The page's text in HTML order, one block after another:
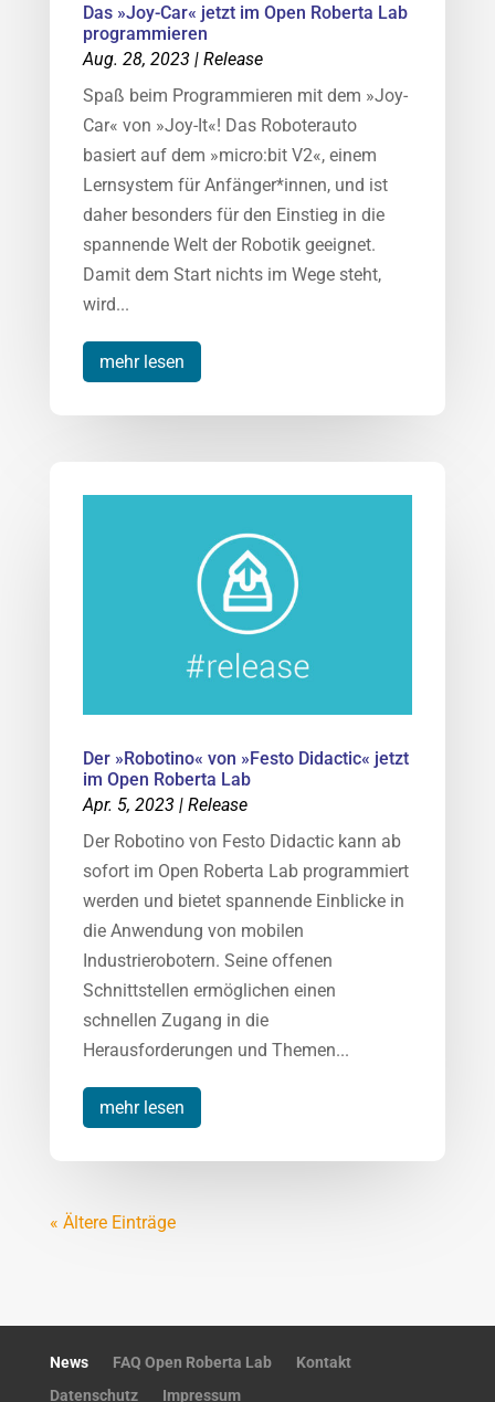
Das »Joy-Car« jetzt im Open Roberta Lab
programmieren
Aug. 28, 2023| Release
Spaß beim Programmieren mit dem »Joy-
Car« von »Joy-It«! Das Roboterauto
basiert auf dem »micro:bit V2«, einem
Lernsystem für Anfänger*innen, und ist
daher besonders für den Einstieg in die
spannende Welt der Robotik geeignet.
Damit dem Start nichts im Wege steht,
wird...
mehr lesen
Der »Robotino« von »Festo Didactic« jetzt
im Open Roberta Lab
Apr. 5, 2023| Release
Der Robotino von Festo Didactic kann ab
sofort im Open Roberta Lab programmiert
werden und bietet spannende Einblicke in
die Anwendung von mobilen
Industrierobotern. Seine offenen
Schnittstellen ermöglichen einen
schnellen Zugang in die
Herausforderungen und Themen...
mehr lesen
« Ältere Einträge
News FAQ Open Roberta Lab
Kontakt
Datenschutz
Impressum